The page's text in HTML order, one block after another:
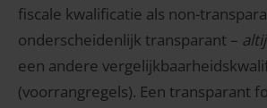
fiscale kwalificatie als non-
onderscheidenlijk transparant –
een andere
(voorrangregels). Een transparant